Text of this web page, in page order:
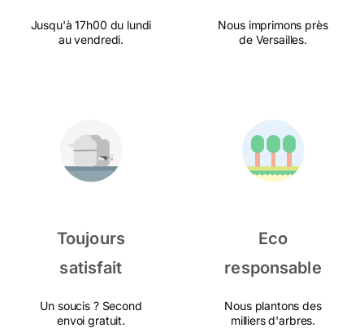
Jusqu'à 17h00 du lundi
au vendredi.
Nous imprimons près
de Versailles.
Toujours
satisfait
Un soucis ? Second
envoi gratuit.
Eco
responsable
Nous plantons des
milliers d'arbres.